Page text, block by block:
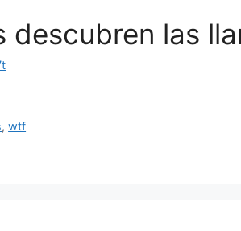
descubren las
,wtf